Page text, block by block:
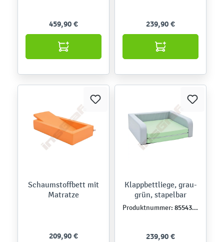
459,90 € 239,90 €
Schaumstoffbett mit
Matratze
209,90 €
Klappbettliege, grau-
grün, stapelbar
Produktnummer: 855439NPU
239,90 €